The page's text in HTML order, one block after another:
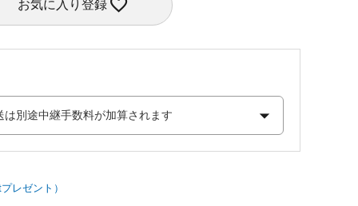
お気に入り登録